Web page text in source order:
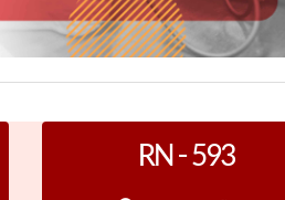
RN - 593